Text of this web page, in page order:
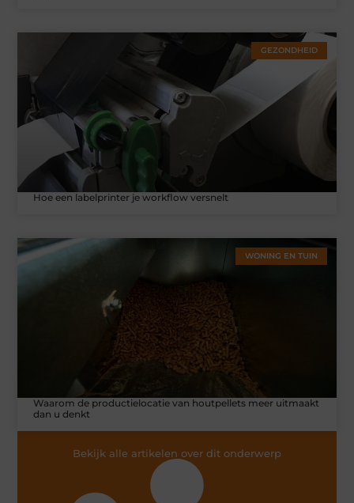
GEZONDHEID
Hoe een labelprinter je workflow versnelt
WONING EN TUIN
Waarom de productielocatie van houtpellets meer uitmaakt
dan u denkt
Bekijk alle artikelen over dit onderwerp